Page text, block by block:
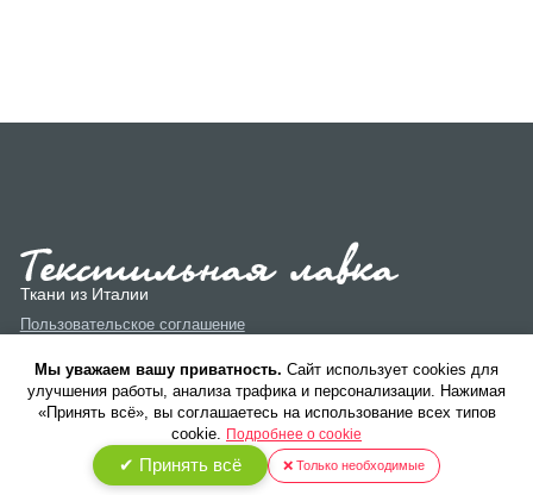
Ткани из Италии
Пользовательское соглашение
Политика конфиденциальности
Мы уважаем вашу приватность. Cайт использует cookies для
улучшения работы, анализа трафика и персонализации. Нажимая
«Принять всё», вы соглашаетесь на использование всех типов
cookie. Подробнее о cookie
✔ Принять всё ❌ Только необходимые